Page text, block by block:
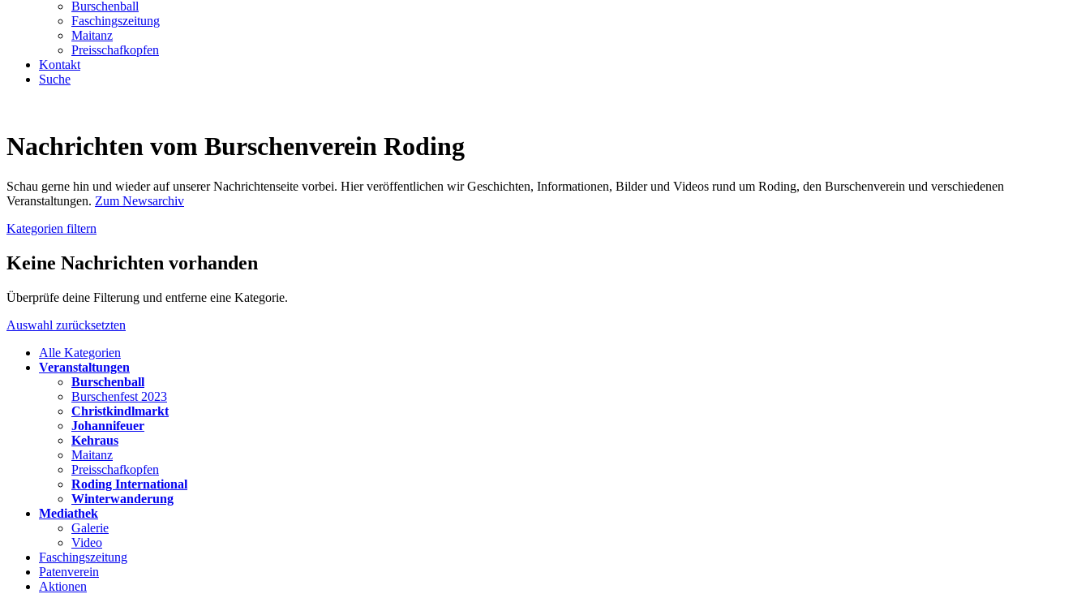
Burschenball
Faschingszeitung
Maitanz
Preisschafkopfen
Kontakt
Suche
Nachrichten vom Burschenverein Roding
Schau gerne hin und wieder auf unserer Nachrichtenseite vorbei. Hier veröffentlichen wir Geschichten, Informationen, Bilder und Videos rund um Roding, den Burschenverein und verschiedenen
Veranstaltungen. Zum Newsarchiv
Kategorien filtern
Keine Nachrichten vorhanden
Überprüfe deine Filterung und entferne eine Kategorie.
Auswahl zurücksetzten
Alle Kategorien
Veranstaltungen
Burschenball
Burschenfest 2023
Christkindlmarkt
Johannifeuer
Kehraus
Maitanz
Preisschafkopfen
Roding International
Winterwanderung
Mediathek
Galerie
Video
Faschingszeitung
Patenverein
Aktionen